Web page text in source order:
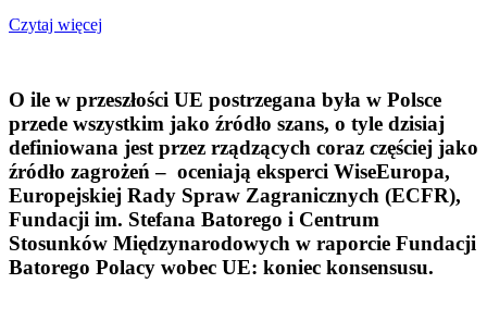
Czytaj więcej
O ile w przeszłości UE postrzegana była w Polsce
przede wszystkim jako źródło szans, o tyle dzisiaj
definiowana jest przez rządzących coraz częściej jako
źródło zagrożeń – oceniają eksperci WiseEuropa,
Europejskiej Rady Spraw Zagranicznych (ECFR),
Fundacji im. Stefana Batorego i Centrum
Stosunków Międzynarodowych w raporcie Fundacji
Batorego Polacy wobec UE: koniec konsensusu.